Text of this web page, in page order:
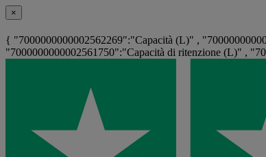
×
{ "7000000000002562269":"Capacità (L)" ,
"7000000000002561750":"Capacità di ritenzione (L)" ,